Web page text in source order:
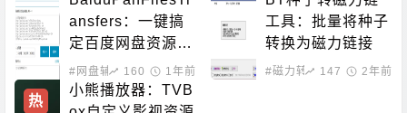
ansfers：一键搞
定百度网盘资源！
百度网盘批量转
存、分享和检测工
具
#网盘辅助 160 1年前
工具：批量将种子
转换为磁力链接
#磁力转换 147 2年前
热
小熊播放器：TVB